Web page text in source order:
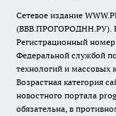
Сетевое издание
(ВВВ.ПРОГОРОДНН.РУ).
Регистрационный номер
Федеральной службой
технологий и массовых
Возрастная категория
новостного портала
обязательна, в